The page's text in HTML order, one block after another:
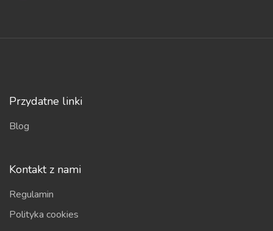
Przydatne linki
Blog
Kontakt z nami
Regulamin
Polityka cookies